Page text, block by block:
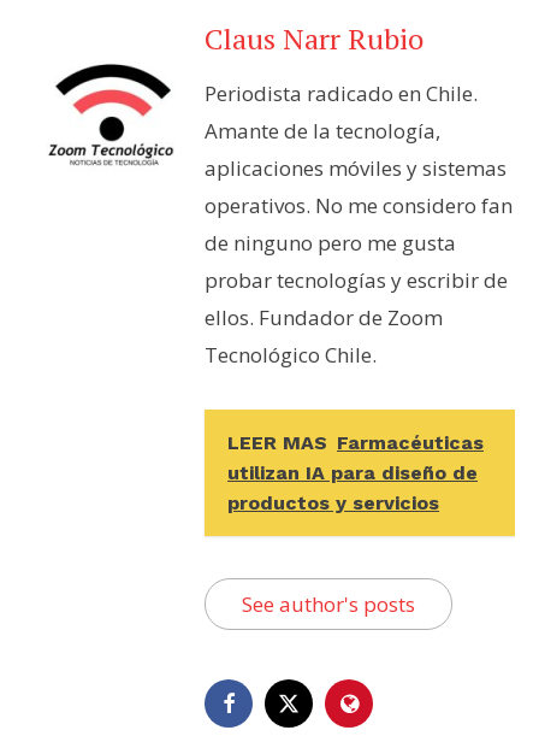
Claus Narr Rubio
Periodista radicado en Chile.
Amante de la tecnología,
aplicaciones móviles y sistemas
operativos. No me considero fan
de ninguno pero me gusta
probar tecnologías y escribir de
ellos. Fundador de Zoom
Tecnológico Chile.
LEER MAS Farmacéuticas
utilizan IA para diseño de
productos y servicios
See author's posts